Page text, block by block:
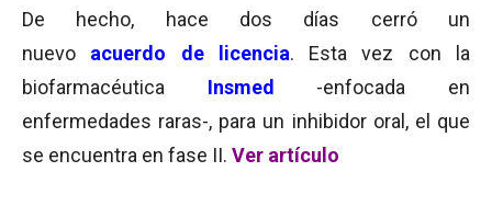
De hecho, hace dos días cerró un
nuevo acuerdo de licencia. Esta vez con la
biofarmacéutica Insmed
-enfocada en
enfermedades raras-, para un inhibidor oral, el que
se encuentra en fase II. Ver artículo